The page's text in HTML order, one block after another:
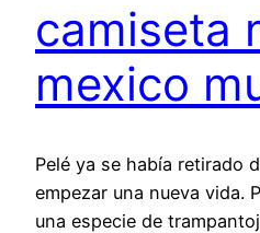
camiseta
mexico
Pelé ya se había retirado
empezar una nueva vida.
una especie de